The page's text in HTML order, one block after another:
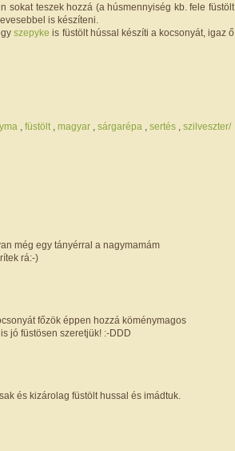
sokat teszek hozzá (a húsmennyiség kb. fele füstölt
is készíteni.
szepyke is füstölt hússal készíti a kocsonyát, igaz ő
füstölt magyar sárgarépa sertés
szilveszter/
még egy tányérral a nagymamám
rá:-)
főzök éppen hozzá köménymagos
jó füstösen szeretjük! :-DDD
és kizárolag füstölt hussal és imádtuk.